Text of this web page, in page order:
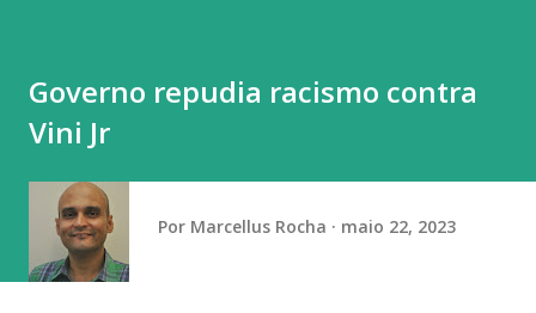
“Measures of maximal entropy for non-uniformly
hyperbolic maps”, publicado em janeiro de 2026 no Journal
por Mauricio Poletti, Yuri Lima e Davi Obata. A premiação
foi entregue durante a XII Bienal da Sociedade Brasileira de
Matemática, em Natal (RN). Além de Poletti, receberam o
Governo repudia racismo contra
Vini Jr
Por Marcellus Rocha maio 22, 2023